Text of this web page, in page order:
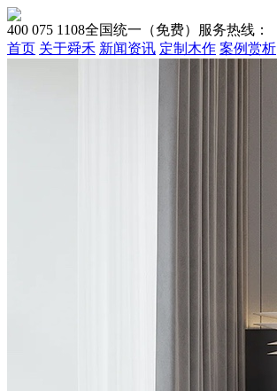
400 075 1108全国统一（免费）服务热线：
首页 关于舜禾 新闻资讯 定制木作 案例赏析